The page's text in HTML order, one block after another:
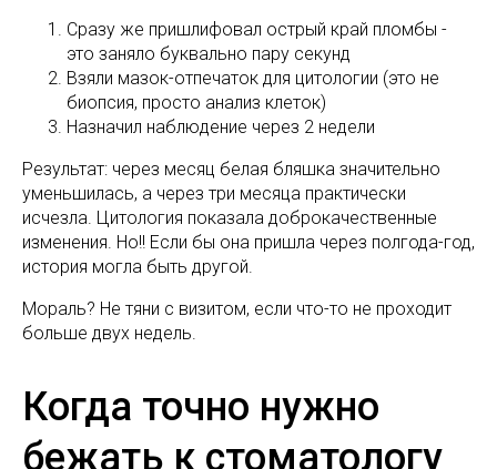
Сразу же пришлифовал острый край пломбы -
это заняло буквально пару секунд
Взяли мазок-отпечаток для цитологии (это не
биопсия, просто анализ клеток)
Назначил наблюдение через 2 недели
Результат: через месяц белая бляшка значительно
уменьшилась, а через три месяца практически
исчезла. Цитология показала доброкачественные
изменения. Но!! Если бы она пришла через полгода-год,
история могла быть другой.
Мораль? Не тяни с визитом, если что-то не проходит
больше двух недель.
Когда точно нужно
бежать к стоматологу